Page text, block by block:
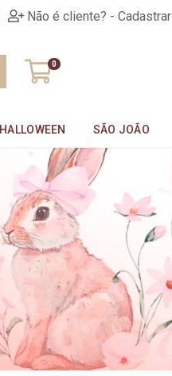
Não é cliente? - Cadastrar
0
HALLOWEEN SÃO JOÃO